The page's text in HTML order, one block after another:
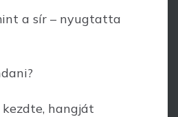
a sír – nyugtatta
hangját